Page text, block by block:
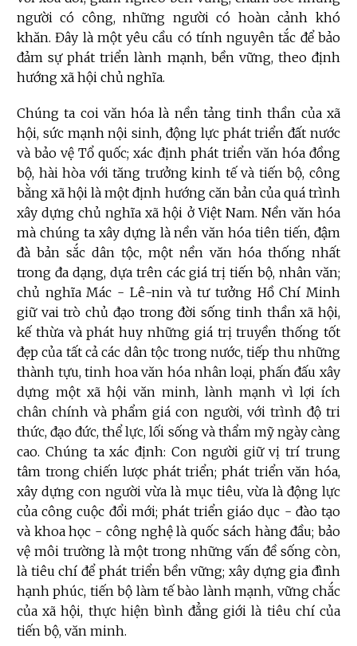
người có công, những người có hoàn cảnh khó
khăn. Đây là một yêu cầu có tính nguyên tắc để bảo
đảm sự phát triển lành mạnh, bền vững, theo định
hướng xã hội chủ nghĩa.
Chúng ta coi văn hóa là nền tảng tinh thần của xã
hội, sức mạnh nội sinh, động lực phát triển đất nước
và bảo vệ Tổ quốc; xác định phát triển văn hóa đồng
bộ, hài hòa với tăng trưởng kinh tế và tiến bộ, công
bằng xã hội là một định hướng căn bản của quá trình
xây dựng chủ nghĩa xã hội ở Việt Nam. Nền văn hóa
mà chúng ta xây dựng là nền văn hóa tiên tiến, đậm
đà bản sắc dân tộc, một nền văn hóa thống nhất
trong đa dạng, dựa trên các giá trị tiến bộ, nhân văn;
chủ nghĩa Mác - Lê-nin và tư tưởng Hồ Chí Minh
giữ vai trò chủ đạo trong đời sống tinh thần xã hội,
kế thừa và phát huy những giá trị truyền thống tốt
đẹp của tất cả các dân tộc trong nước, tiếp thu những
thành tựu, tinh hoa văn hóa nhân loại, phấn đấu xây
dựng một xã hội văn minh, lành mạnh vì lợi ích
chân chính và phẩm giá con người, với trình độ tri
thức, đạo đức, thể lực, lối sống và thẩm mỹ ngày càng
cao. Chúng ta xác định: Con người giữ vị trí trung
tâm trong chiến lược phát triển; phát triển văn hóa,
xây dựng con người vừa là mục tiêu, vừa là động lực
của công cuộc đổi mới; phát triển giáo dục - đào tạo
và khoa học - công nghệ là quốc sách hàng đầu; bảo
vệ môi trường là một trong những vấn đề sống còn,
là tiêu chí để phát triển bền vững; xây dựng gia đình
hạnh phúc, tiến bộ làm tế bào lành mạnh, vững chắc
của xã hội, thực hiện bình đẳng giới là tiêu chí của
tiến bộ, văn minh.